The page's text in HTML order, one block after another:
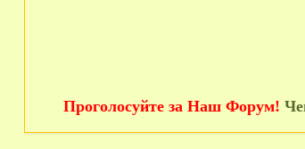
Проголосуйте за Наш Форум!